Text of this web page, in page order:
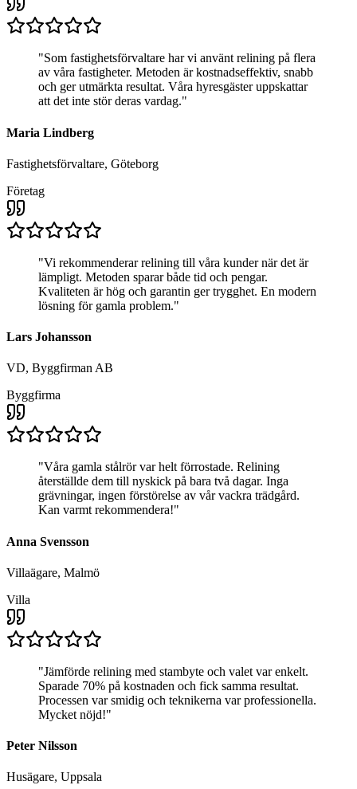
"Som fastighetsförvaltare har vi använt relining på flera
av våra fastigheter. Metoden är kostnadseffektiv, snabb
och ger utmärkta resultat. Våra hyresgäster uppskattar
att det inte stör deras vardag."
Maria Lindberg
Fastighetsförvaltare, Göteborg
Företag
"Vi rekommenderar relining till våra kunder när det är
lämpligt. Metoden sparar både tid och pengar.
Kvaliteten är hög och garantin ger trygghet. En modern
lösning för gamla problem."
Lars Johansson
VD, Byggfirman AB
Byggfirma
"Våra gamla stålrör var helt förrostade. Relining
återställde dem till nyskick på bara två dagar. Inga
grävningar, ingen förstörelse av vår vackra trädgård.
Kan varmt rekommendera!"
Anna Svensson
Villaägare, Malmö
Villa
"Jämförde relining med stambyte och valet var enkelt.
Sparade 70% på kostnaden och fick samma resultat.
Processen var smidig och teknikerna var professionella.
Mycket nöjd!"
Peter Nilsson
Husägare, Uppsala